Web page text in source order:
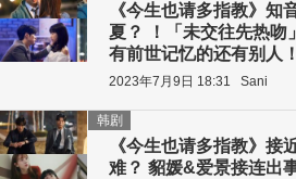
《今生也请多指教》知
夏？ ！「未交往先热吻
有前世记忆的还有别人
2023年7月9日 18:31 Sani
《今生也请多指教》接
难？ 貂媛&爱景接连出
韩剧